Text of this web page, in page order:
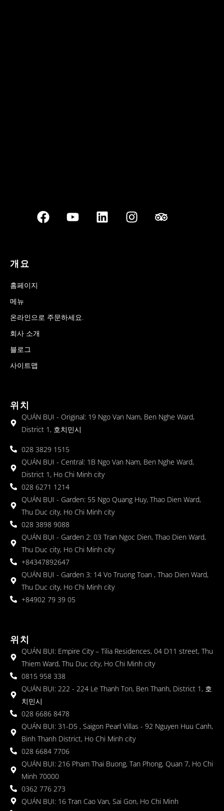
개요
홈페이지
메뉴
온라인으로 주문하세요.
회사 소개
블로그
사이트맵
위치
QUÁN BỤI - Original: 19 Ngo Van Nam, Ben Nghe Ward,
District 1, 호치민시
028 3829 1515
QUÁN BỤI - Central: 1B Ngo Van Nam, Ben Nghe Ward,
District 1, Ho Chi Minh city
028 6271 1214
QUÁN BỤI - Garden: 55 Ngo Quang Huy, Thao Dien Ward,
Thu Duc city, Ho Chi Minh city
028 3898 9088
QUÁN BỤI - Garden 2: 03 Tran Ngoc Dien, Thao Dien Ward,
Thu Duc city, Ho Chi Minh city
+84347892647
QUÁN BỤI - Garden 3: 14 Vo Truong Toan , Thao Dien Ward,
Thu Duc city, Ho Chi Minh city
+84902 79 39 05
위치
QUÁN BỤI: Empire City – Tilia Residences, 04 D11 street, Thu
Thiem Ward, Thu Duc city, Ho Chi Minh city
0815 958 338
QUÁN BỤI: 222 - 224 Le Thanh Ton, Ben Thanh, District 1, 호
치민시
028 6686 8478
QUÁN BỤI: 31-D5 , Saigon Pearl Villas - 92 Nguyen Huu Canh,
Binh Thanh District, Ho Chi Minh city
028 6684 7706
QUÁN BỤI: 216 Pham Thai Buong, Tan Phong, Quan 7, Ho Chi
Minh 70000
0362 776 273
QUÁN BỤI: 16 Tran Cao Van, Sai Gon, Ho Chi Minh